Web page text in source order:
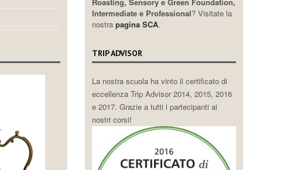
Intermediate e Professional? Visitate la
nostra pagina SCA.
TRIP ADVISOR
La nostra scuola ha vinto il certificato di
eccellenza Trip Advisor 2014, 2015, 2016
e 2017. Grazie a tutti i partecipanti ai
nostri corsi!